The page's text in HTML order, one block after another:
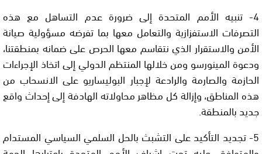
4- تنبيه الأمم المتحدة إلى ضرورة عدم التساهل مع هذه
التصرفات الاستفزازية والتعامل معها بما تفرضه مسؤولية صيانة
الأمن والاستقرار الذي نتقاسم معها الحرص على ضمانه بمنطقتنا،
ودعوة المينورسو ومن خلالها المنتظم الدولي إلى اتخاذ الإجراءات
الحازمة والصارمة والرادعة لإجبار البوليساريو على الانسحاب من
هذه المناطق، وإزالة كل مظاهر محاولاته الهادفة إلى إحداث واقع
جديد بالمنطقة.
5- تجديد التأكيد على التشبث بالحل السلمي السياسي المستدام